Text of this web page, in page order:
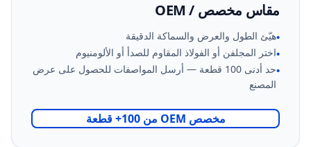
مقاس مخصص / OEM
•هيّئ الطول والعرض والسماكة الدقيقة
•اختر المجلفن أو الفولاذ المقاوم للصدأ أو الألومنيوم
•
حد أدنى 100 قطعة — أرسل المواصفات للحصول على عرض
المصنع
مخصص OEM من 100+ قطعة